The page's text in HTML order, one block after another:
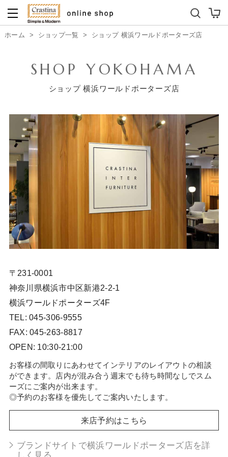
ダイニングテーブルセット
ホーム > ショップ一覧 > ショップ 横浜ワールドポーターズ店
SHOP YOKOHAMA
ショップ 横浜ワールドポーターズ店
〒231-0001
神奈川県横浜市中区新港2-2-1
横浜ワールドポーターズ4F
TEL: 045-306-9555
FAX: 045-263-8817
OPEN: 10:30-21:00
お客様の間取りにあわせてインテリアのレイアウトの相談
ができます。店内が混み合う週末でも待ち時間なしでスム
ーズにご案内が出来ます。
◎予約のお客様を優先してご案内いたします。
来店予約はこちら
ブランドサイトで横浜ワールドポーターズ店を詳